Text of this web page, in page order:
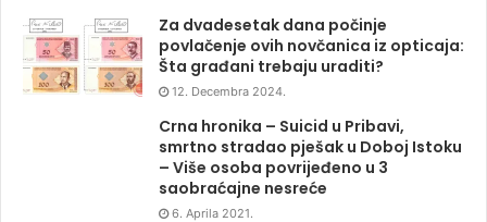
Za dvadesetak dana počinje
povlačenje ovih novčanica iz opticaja:
Šta građani trebaju uraditi?
12. Decembra 2024.
Crna hronika – Suicid u Pribavi,
smrtno stradao pješak u Doboj Istoku
– Više osoba povrijeđeno u 3
saobraćajne nesreće
6. Aprila 2021.